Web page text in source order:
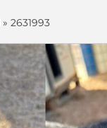
» 2631993